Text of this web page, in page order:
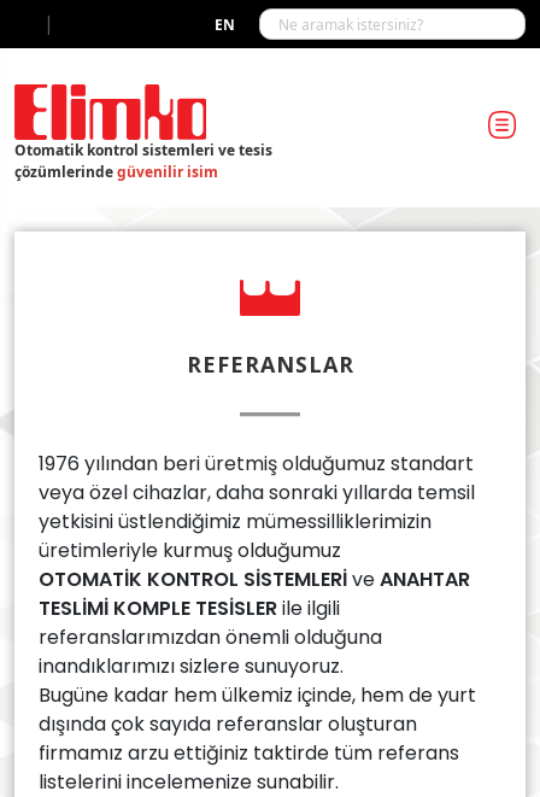
EN
|
Otomatik kontrol sistemleri ve tesis
çözümlerindegüvenilir isim
REFERANSLAR
1976 yılından beri üretmiş olduğumuz standart
veya özel cihazlar, daha sonraki yıllarda temsil
yetkisini üstlendiğimiz mümessilliklerimizin
üretimleriyle kurmuş olduğumuz
OTOMATİK KONTROL SİSTEMLERİveANAHTAR
TESLİMİ KOMPLE TESİSLERile ilgili
referanslarımızdan önemli olduğuna
inandıklarımızı sizlere sunuyoruz.
Bugüne kadar hem ülkemiz içinde, hem de yurt
dışında çok sayıda referanslar oluşturan
firmamız arzu ettiğiniz taktirde tüm referans
listelerini incelemenize sunabilir.